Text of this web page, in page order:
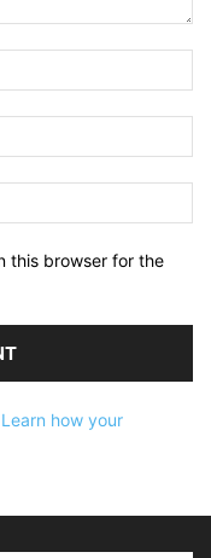
this browser for the
Learn how your